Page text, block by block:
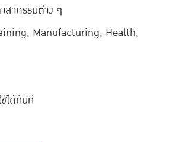
สากรรมต่าง ๆ
Manufacturing, Health,
ได้ทันที